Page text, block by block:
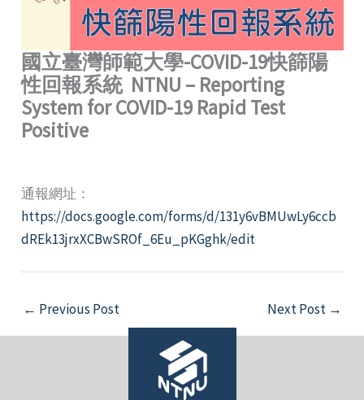
國立臺灣師範大學-COVID-19快篩陽
性回報系統 NTNU – Reporting
System for COVID-19 Rapid Test
Positive
通報網址：
https://docs.google.com/forms/d/131y6vBMUwLy6ccb
dREk13jrxXCBwSROf_6Eu_pKGghk/edit
← Previous Post Next Post →